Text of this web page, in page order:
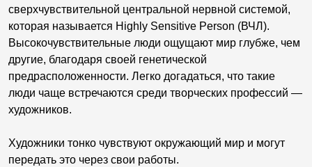
сверхчувствительной центральной нервной системой,
которая называется Highly Sensitive Person (ВЧЛ).
Высокочувствительные люди ощущают мир глубже, чем
другие, благодаря своей генетической
предрасположенности. Легко догадаться, что такие
люди чаще встречаются среди творческих профессий —
художников.
Художники тонко чувствуют окружающий мир и могут
передать это через свои работы.